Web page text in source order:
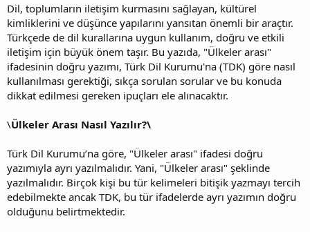
t
a
n
r
i
h
i
Dil, toplumların iletişim kurmasını sağlayan, kültürel
kimliklerini ve düşünce yapılarını yansıtan önemli bir araçtır.
Türkçede de dil kurallarına uygun kullanım, doğru ve etkili
iletişim için büyük önem taşır. Bu yazıda, "Ülkeler arası"
ifadesinin doğru yazımı, Türk Dil Kurumu'na (TDK) göre nasıl
kullanılması gerektiği, sıkça sorulan sorular ve bu konuda
dikkat edilmesi gereken ipuçları ele alınacaktır.
\Ülkeler Arası Nasıl Yazılır?\
Türk Dil Kurumu’na göre, "Ülkeler arası" ifadesi doğru
yazımıyla ayrı yazılmalıdır. Yani, "Ülkeler arası" şeklinde
yazılmalıdır. Birçok kişi bu tür kelimeleri bitişik yazmayı tercih
edebilmekte ancak TDK, bu tür ifadelerde ayrı yazımın doğru
olduğunu belirtmektedir.